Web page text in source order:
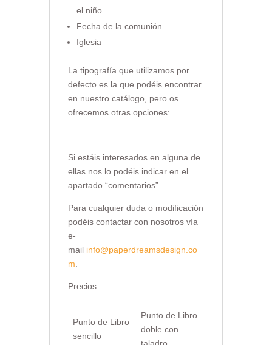
el niño.
Fecha de la comunión
Iglesia
La tipografía que utilizamos por
defecto es la que podéis encontrar
en nuestro catálogo, pero os
ofrecemos otras opciones:
Si estáis interesados en alguna de
ellas nos lo podéis indicar en el
apartado “comentarios”.
Para cualquier duda o modificación
podéis contactar con nosotros vía
e-
mail info@paperdreamsdesign.co
m
Precios
Punto de Libro
sencillo
Punto de Libro
doble con
taladro